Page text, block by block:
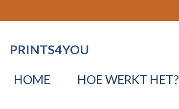
direct
dePRINTS4YOU
HOME HOE WERKT HET?